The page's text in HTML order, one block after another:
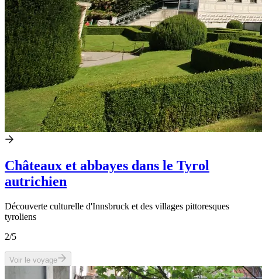
Châteaux et abbayes dans le Tyrol
autrichien
Découverte culturelle d'Innsbruck et des villages pittoresques
tyroliens
2/5
Voir le voyage